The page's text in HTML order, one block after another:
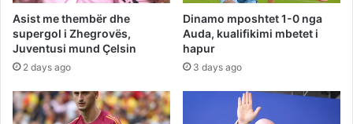
Asist me thembër dhe
supergol i Zhegrovës,
Juventusi mund Çelsin
2 days ago
Dinamo mposhtet 1-0 nga
Auda, kualifikimi mbetet i
hapur
3 days ago